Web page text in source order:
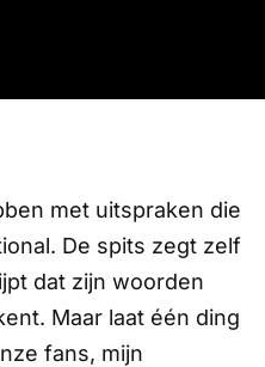
met uitspraken die
. De spits zegt zelf
dat zijn woorden
Maar laat één ding
fans, mijn